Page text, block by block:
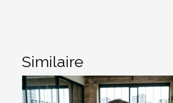
Similaire